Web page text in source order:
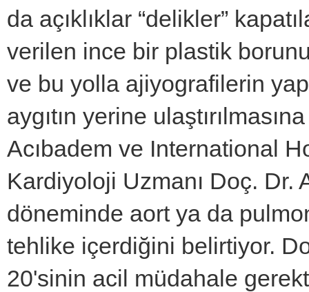
da açıklıklar “delikler”
verilen ince bir plastik
ve bu yolla ajiyografilerin
aygıtın yerine
Acıbadem ve International
Kardiyoloji Uzmanı Doç. Dr.
döneminde aort ya da
tehlike içerdiğini belirtiyor.
20'sinin acil müdahale